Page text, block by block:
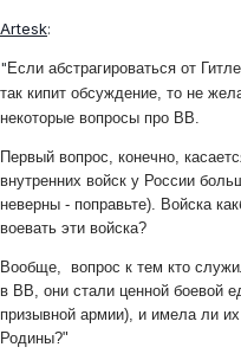
Artesk:
" Если абстрагироваться от
так кипит обсуждение, то не
некоторые вопросы про ВВ.
Первый вопрос, конечно,
внутренних войск у России
неверны - поправьте). Войска
воевать эти войска?
Вообще, вопрос к тем кто
в ВВ, они стали ценной боевой
призывной армии), и имела ли
Родины?"